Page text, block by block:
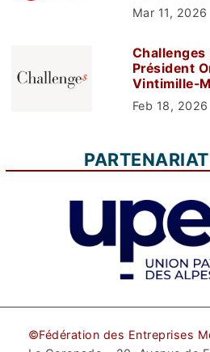
Mar 11, 2026
Challenges
Président
Vintimille-
Feb 18, 2026
©Fédération des Entreprises